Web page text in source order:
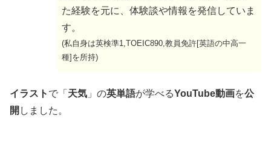
た経験を元に、体験談や情報を発信していま
す。
(私自身は英検準1,TOEIC890,教員免許[英語の中高一
種]を所持)
イラスト で「 天気 」の英単語が学べるYouTube動画を公
開 しました。